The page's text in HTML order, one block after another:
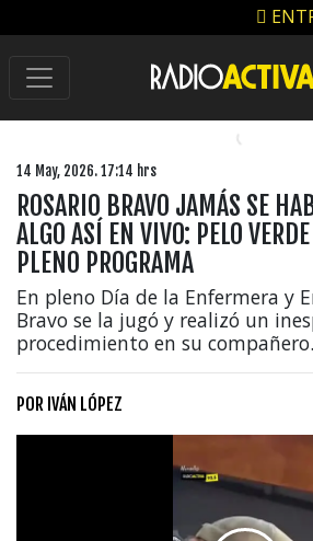
14 May, 2026. 17:14 hrs
ROSARIO BRAVO JAMÁS SE
ALGO ASÍ EN VIVO: PELO
PLENO PROGRAMA
En pleno Día de la Enfermera y
Bravo se la jugó y realizó un
procedimiento en su compañero.
POR IVÁN LÓPEZ